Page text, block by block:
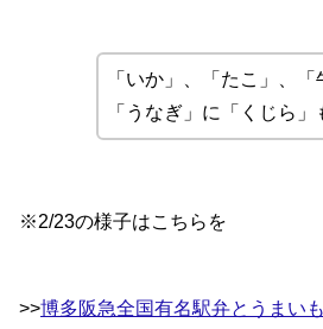
「いか」、「たこ」、「
「うなぎ」に「くじら」
※2/23の様子はこちらを
>>博多阪急全国有名駅弁とうまい